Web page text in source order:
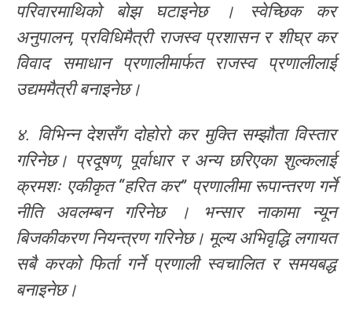
परिवारमाथिको बोझ घटाइनेछ । स्वेच्छिक कर
अनुपालन, प्रविधिमैत्री राजस्व प्रशासन र शीघ्र कर
विवाद समाधान प्रणालीमार्फत राजस्व प्रणालीलाई
उद्यममैत्री बनाइनेछ।
४. विभिन्न देशसँग दोहोरो कर मुक्ति सम्झौता विस्तार
गरिनेछ। प्रदूषण, पूर्वाधार र अन्य छरिएका शुल्कलाई
क्रमशः एकीकृत “हरित कर” प्रणालीमा रूपान्तरण गर्ने
नीति अवलम्बन गरिनेछ । भन्सार नाकामा न्यून
बिजकीकरण नियन्त्रण गरिनेछ। मूल्य अभिवृद्धि लगायत
सबै करको फिर्ता गर्ने प्रणाली स्वचालित र समयबद्ध
बनाइनेछ।